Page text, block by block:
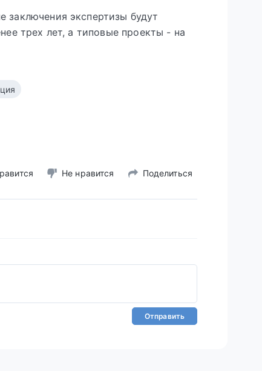
экспертизы будут
трех лет, а типовые проекты - на
Не нравится Поделиться
Отправить